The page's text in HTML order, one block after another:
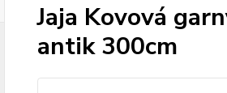
Jaja Kovová
antik 300cm